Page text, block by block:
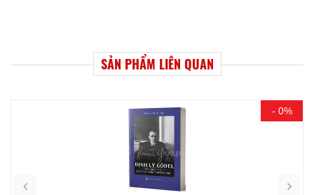
SẢN PHẨM LIÊN QUAN
- 0%